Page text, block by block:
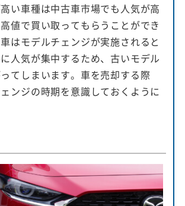
い車種は中古車市場でも人気が高
値で買い取ってもらうことができ
はモデルチェンジが実施されると
人気が集中するため、古いモデル
てしまいます。車を売却する際
ンジの時期を意識しておくように